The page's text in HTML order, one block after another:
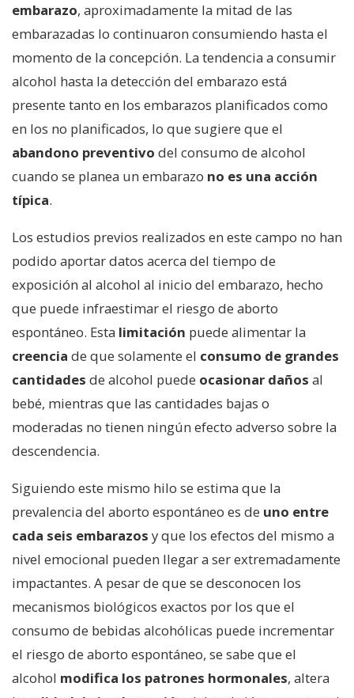
embarazo, aproximadamente la mitad de las
embarazadas lo continuaron consumiendo hasta el
momento de la concepción. La tendencia a consumir
alcohol hasta la detección del embarazo está
presente tanto en los embarazos planificados como
en los no planificados, lo que sugiere que el
abandono preventivo del consumo de alcohol
cuando se planea un embarazo no es una acción
típica.
Los estudios previos realizados en este campo no han
podido aportar datos acerca del tiempo de
exposición al alcohol al inicio del embarazo, hecho
que puede infraestimar el riesgo de aborto
espontáneo. Esta limitación puede alimentar la
creencia de que solamente el consumo de grandes
cantidades de alcohol puede ocasionar daños al
bebé, mientras que las cantidades bajas o
moderadas no tienen ningún efecto adverso sobre la
descendencia.
Siguiendo este mismo hilo se estima que la
prevalencia del aborto espontáneo es de uno entre
cada seis embarazos y que los efectos del mismo a
nivel emocional pueden llegar a ser extremadamente
impactantes. A pesar de que se desconocen los
mecanismos biológicos exactos por los que el
consumo de bebidas alcohólicas puede incrementar
el riesgo de aborto espontáneo, se sabe que el
alcohol modifica los patrones hormonales, altera